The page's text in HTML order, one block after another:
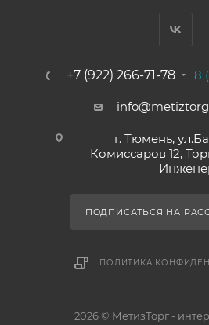
+7 (922) 266-71-78 8
г. Тюмень,
Комиссаров 12,
ПОДПИСАТЬСЯ НА
ПОЛИТИКА
2026 © МетизТорг -